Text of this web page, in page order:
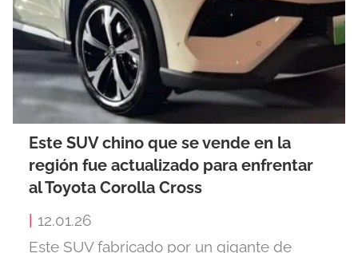
Este SUV chino que se vende en la
región fue actualizado para enfrentar
al Toyota Corolla Cross
12.01.26
Este SUV fabricado por un gigante de